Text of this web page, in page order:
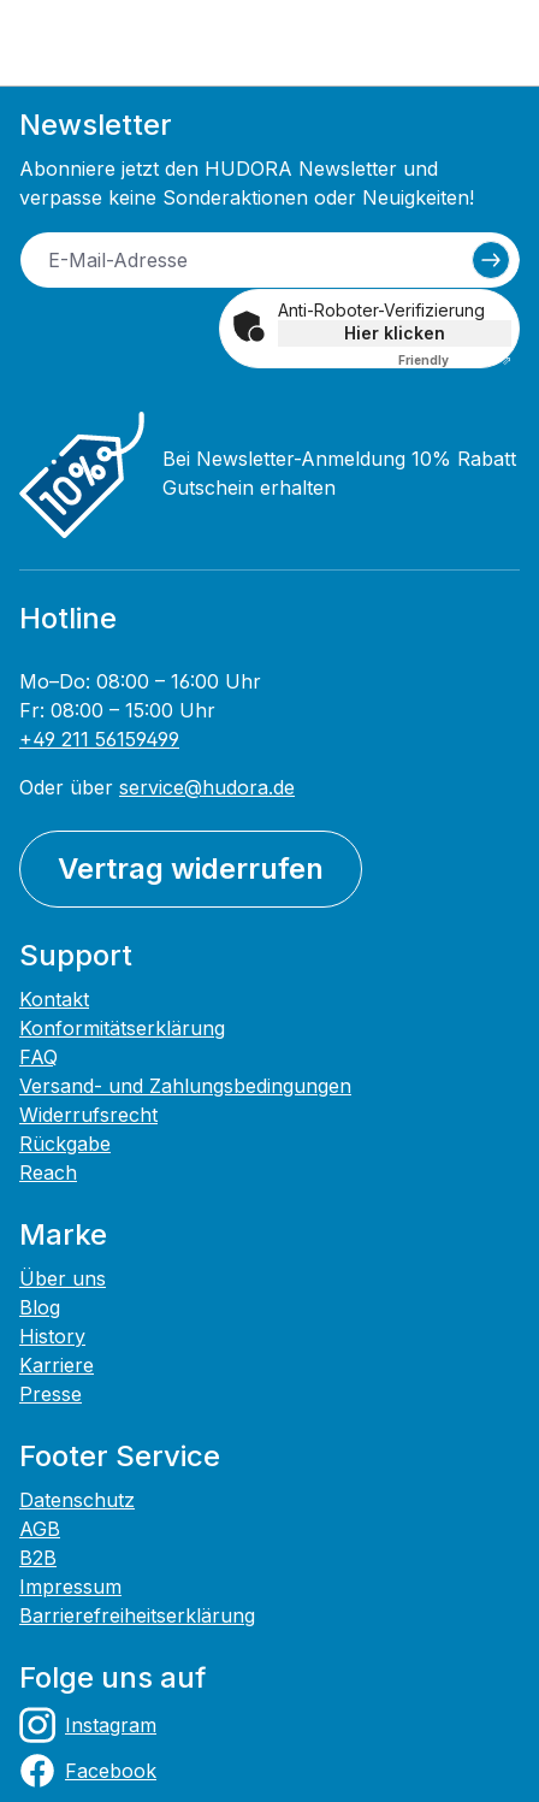
Newsletter
Abonniere jetzt den HUDORA Newsletter und
verpasse keine Sonderaktionen oder Neuigkeiten!
Anti-Roboter-Verifizierung
Hier klicken
Friendly Captcha ⇗
Bei Newsletter-Anmeldung 10% Rabatt
Gutschein erhalten
Hotline
Mo–Do: 08:00 – 16:00 Uhr
Fr: 08:00 – 15:00 Uhr
+49 211 56159499
Oder über service@hudora.de
Vertrag widerrufen
Support
Kontakt
Konformitätserklärung
FAQ
Versand- und Zahlungsbedingungen
Widerrufsrecht
Rückgabe
Reach
Marke
Über uns
Blog
History
Karriere
Presse
Footer Service
Datenschutz
AGB
B2B
Impressum
Barrierefreiheitserklärung
Folge uns auf
Instagram
Facebook